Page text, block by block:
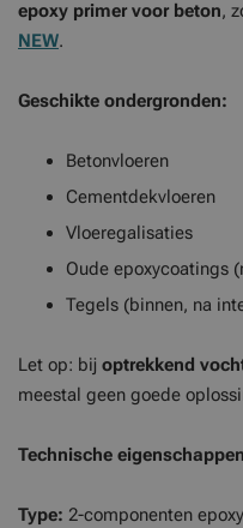
epoxy primer voor beton,
NEW.
Geschikte ondergronden:
Betonvloeren
Cementdekvloeren
Vloeregalisaties
Oude epoxycoatings
Tegels (binnen, na
Let op: bij optrekkend
meestal geen goede
Technische
Type: 2-componenten